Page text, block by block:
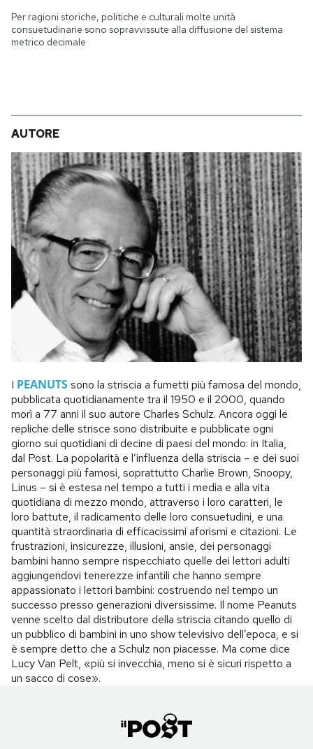
Per ragioni storiche, politiche e culturali molte unità
consuetudinarie sono sopravvissute alla diffusione del sistema
metrico decimale
AUTORE
I PEANUTSsono la striscia a fumetti più famosa del mondo,
pubblicata quotidianamente tra il 1950 e il 2000, quando
morì a 77 anni il suo autore Charles Schulz. Ancora oggi le
repliche delle strisce sono distribuite e pubblicate ogni
giorno sui quotidiani di decine di paesi del mondo: in Italia,
dal Post. La popolarità e l’influenza della striscia – e dei suoi
personaggi più famosi, soprattutto Charlie Brown, Snoopy,
Linus – si è estesa nel tempo a tutti i media e alla vita
quotidiana di mezzo mondo, attraverso i loro caratteri, le
loro battute, il radicamento delle loro consuetudini, e una
quantità straordinaria di efficacissimi aforismi e citazioni. Le
frustrazioni, insicurezze, illusioni, ansie, dei personaggi
bambini hanno sempre rispecchiato quelle dei lettori adulti
aggiungendovi tenerezze infantili che hanno sempre
appassionato i lettori bambini: costruendo nel tempo un
successo presso generazioni diversissime. Il nome Peanuts
venne scelto dal distributore della striscia citando quello di
un pubblico di bambini in uno show televisivo dell’epoca, e si
è sempre detto che a Schulz non piacesse. Ma come dice
Lucy Van Pelt, «più si invecchia, meno si è sicuri rispetto a
un sacco di cose».